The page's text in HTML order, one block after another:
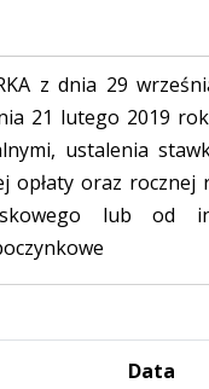
z dnia 29
21 lutego 2019
ustalenia
oraz rocznej
lub od
Data